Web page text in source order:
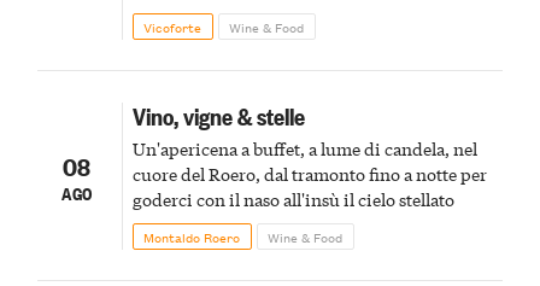
Vicoforte Wine & Food
08
AGO
Vino, vigne & stelle
Un'apericena a buffet, a lume di candela, nel
cuore del Roero, dal tramonto fino a notte per
goderci con il naso all'insù il cielo stellato
Montaldo Roero Wine & Food